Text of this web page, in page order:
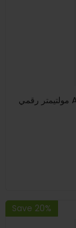
مولتيمتر رقمي ANENG AN8009 True RMS NCV 9999 عددًا AC
Save 20%